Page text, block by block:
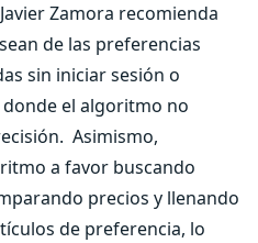
Zamora recomienda
de las preferencias
sin iniciar sesión o
el algoritmo no
Asimismo,
a favor buscando
precios y llenando
de preferencia, lo